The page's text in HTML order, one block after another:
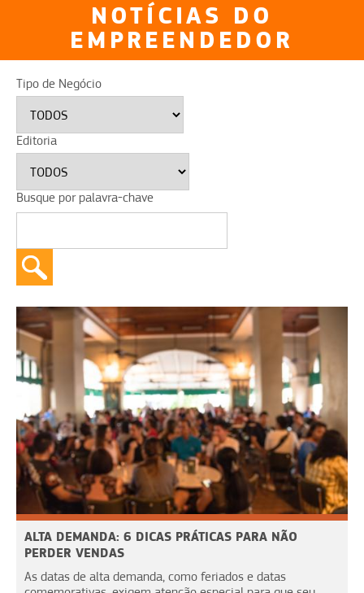
NOTÍCIAS DO
EMPREENDEDOR
Tipo de Negócio
Editoria
Busque por palavra-chave
ALTA DEMANDA: 6 DICAS PRÁTICAS PARA NÃO
PERDER VENDAS
As datas de alta demanda, como feriados e datas